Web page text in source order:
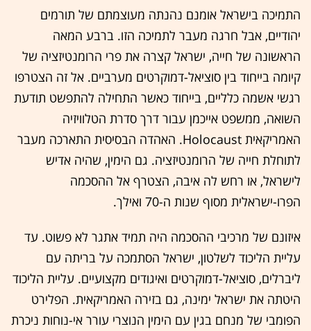
התמיכה בישראל אומנם נהנתה מעוצמתם של תורמים
יהודיים, אבל חרגה מעבר לתמיכה הזו. ברבע המאה
הראשונה של חייה, ישראל קצרה את פרי הרומנטיזציה של
קיומה בייחוד בין סוציאל-דמוקרטים מערביים. אל זה הצטרפו
רגשי אשמה כלליים, בייחוד כאשר התחילה להתפשט תודעת
השואה, ממשפט אייכמן עבור דרך סדרת הטלוויזיה
האמריקאית Holocaust. האהדה הבסיסית התארכה מעבר
לתוחלת חייה של הרומנטיזציה. גם הימין, שהיה אדיש
לישראל, או רחש לה איבה, הצטרף אל ההסכמה
הפרו-ישראלית מסוף שנות ה-70 ואילך.
איזונם של מרכיבי ההסכמה היה תמיד אתגר לא פשוט. עד
עליית הליכוד לשלטון, ישראל הסתמכה על בריתה עם
ליברלים, סוציאל-דמוקרטים ואיגודים מקצועיים. עליית הליכוד
היטתה את ישראל ימינה, גם בזירה האמריקאית. הפלירט
הפומבי של מנחם בגין עם הימין הנוצרי עורר אי-נוחות ניכרת